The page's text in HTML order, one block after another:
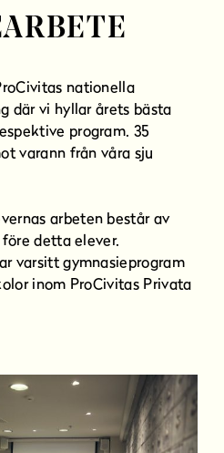
nationella
där vi hyllar årets bästa
program. 35
varann från våra sju
arbeten består av
detta elever.
varsitt gymnasieprogram
inom ProCivitas Privata